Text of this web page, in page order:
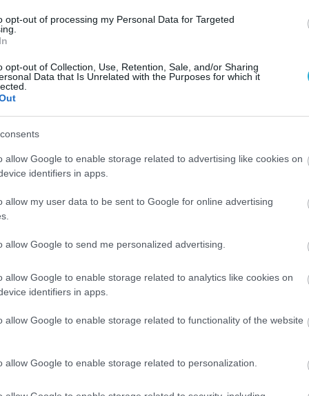
opt-out of processing my Personal Data for Targeted
opt-out of Collection, Use, Retention, Sale, and/or Sharing
Data that Is Unrelated with the Purposes for which it
allow Google to enable storage related to advertising like cookies on
identifiers in apps.
allow my user data to be sent to Google for online advertising
allow Google to send me personalized advertising.
allow Google to enable storage related to analytics like cookies on
identifiers in apps.
allow Google to enable storage related to functionality of the website
allow Google to enable storage related to personalization.
σε
11.07.2024
β΄ τρίμηνο του 2024
5,4 εκατ. θέσεις, 9% περισσότερες από το 2023